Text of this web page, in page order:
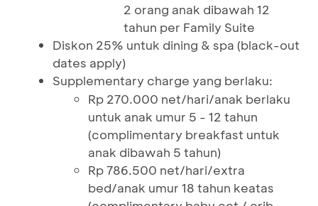
2 orang anak dibawah 12
tahun per Family Suite
Diskon 25% untuk dining & spa (black-out
dates apply)
Supplementary charge yang berlaku:
Rp 270.000 net/hari/anak berlaku
untuk anak umur 5 - 12 tahun
(complimentary breakfast untuk
anak dibawah 5 tahun)
Rp 786.500 net/hari/extra
bed/anak umur 18 tahun keatas